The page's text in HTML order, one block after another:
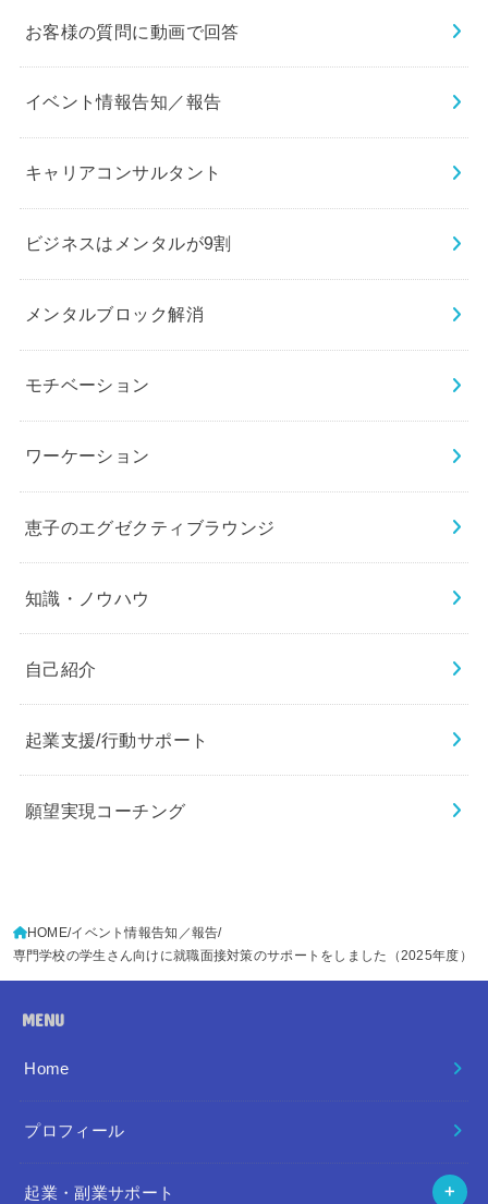
お客様の質問に動画で回答
イベント情報告知／報告
キャリアコンサルタント
ビジネスはメンタルが9割
メンタルブロック解消
モチベーション
ワーケーション
恵子のエグゼクティブラウンジ
知識・ノウハウ
自己紹介
起業支援/行動サポート
願望実現コーチング
HOME イベント情報告知／報告
専門学校の学生さん向けに就職面接対策のサポートをしました（2025年度）
MENU
Home
プロフィール
起業・副業サポート